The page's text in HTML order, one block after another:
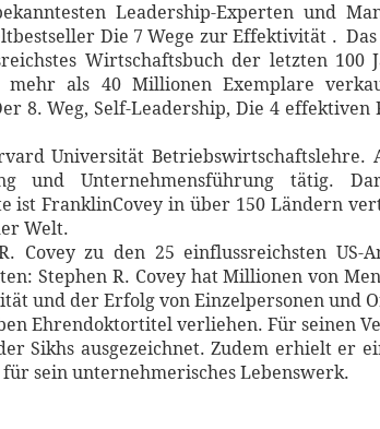
Leadership-Experten und
Die 7 Wege zur Effektivität .
Wirtschaftsbuch der letzten
als 40 Millionen Exemplare
8. Weg, Self-Leadership, Die 4
Universität Betriebswirtschaftslehre.
und Unternehmensführung tätig.
ist FranklinCovey in über 150 Ländern
Welt.
Covey zu den 25 einflussreichsten US-
Stephen R. Covey hat Millionen von
und der Erfolg von Einzelpersonen und
Ehrendoktortitel verliehen. Für seinen
Sikhs ausgezeichnet. Zudem erhielt er
sein unternehmerisches Lebenswerk.